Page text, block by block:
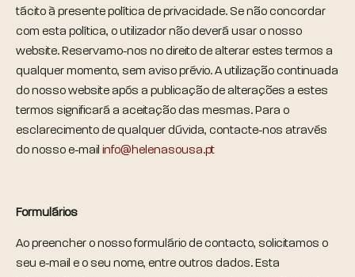
tácito à presente política de privacidade. Se não concordar
com esta política, o utilizador não deverá usar o nosso
website. Reservamo-nos no direito de alterar estes termos a
qualquer momento, sem aviso prévio. A utilização continuada
do nosso website após a publicação de alterações a estes
termos significará a aceitação das mesmas. Para o
esclarecimento de qualquer dúvida, contacte-nos através
do nosso e-mail info@helenasousa.pt
Formulários
Ao preencher o nosso formulário de contacto, solicitamos o
seu e-mail e o seu nome, entre outros dados. Esta